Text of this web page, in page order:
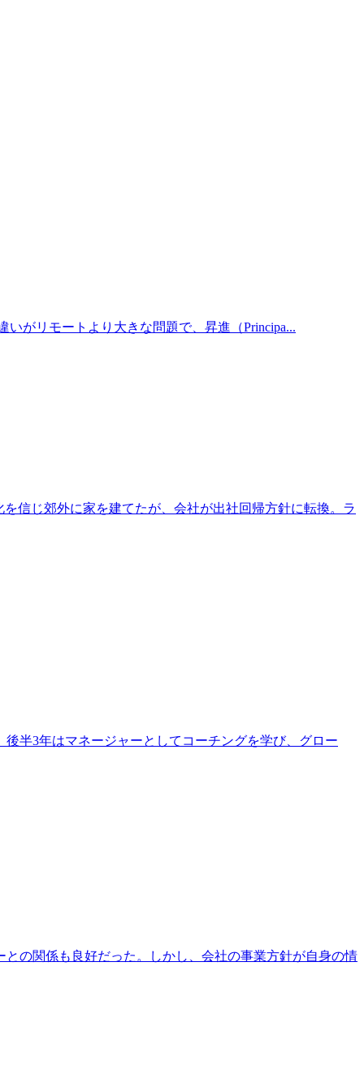
がリモートより大きな問題で、昇進（Principa...
信じ郊外に家を建てたが、会社が出社回帰方針に転換。ラ
半3年はマネージャーとしてコーチングを学び、グロー
の関係も良好だった。しかし、会社の事業方針が自身の情